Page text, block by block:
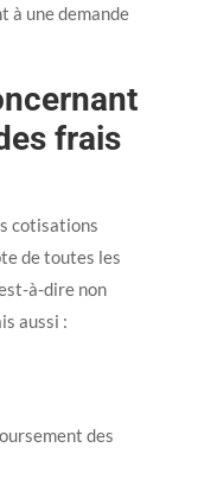
à une demande
frais
cotisations
de toutes les
à-dire non
aussi :
des